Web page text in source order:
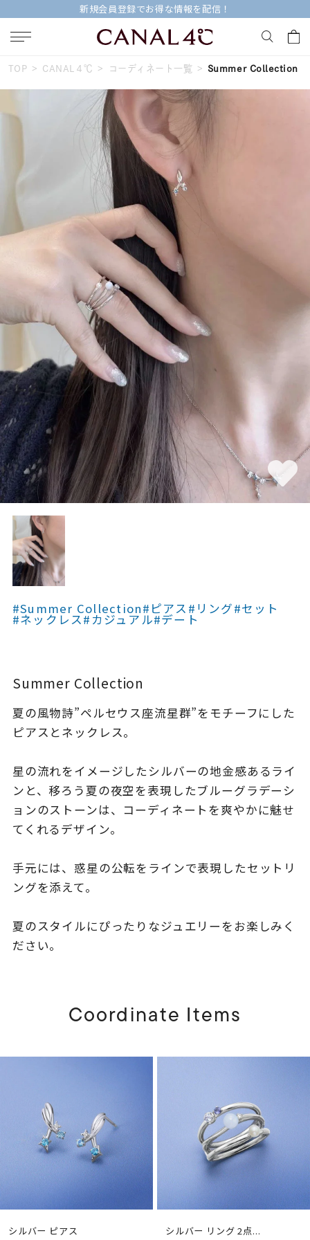
新規会員登録でお得な情報を配信！
キーワードで検索する
人気検索キーワード
#ハーフエタニティリング
#ダイヤモンド ネックレス #eギフト
カテゴリー
カラー
誕生石
モチーフ
石の色
ファッションテイス
ト
着用シーン
レディース
リングサイズ
リングサイズ
～
TOP CANAL４℃ コーディネート一覧 Summer Collection
#Summer Collection#ピアス #リング#セット
#ネックレス#カジュアル#デート
Summer Collection
夏の風物詩”ペルセウス座流星群”をモチーフにした
ピアスとネックレス。
星の流れをイメージしたシルバーの地金感あるライ
ンと、移ろう夏の夜空を表現したブルーグラデーシ
ョンのストーンは、コーディネートを爽やかに魅せ
てくれるデザイン。
手元には、惑星の公転をラインで表現したセットリ
ングを添えて。
夏のスタイルにぴったりなジュエリーをお楽しみく
ださい。
Coordinate Items
シルバー ピアス シルバー リング 2点...